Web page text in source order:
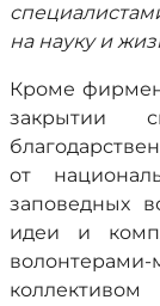
на науку и
Кроме
закрытии
от
заповедных
идеи и